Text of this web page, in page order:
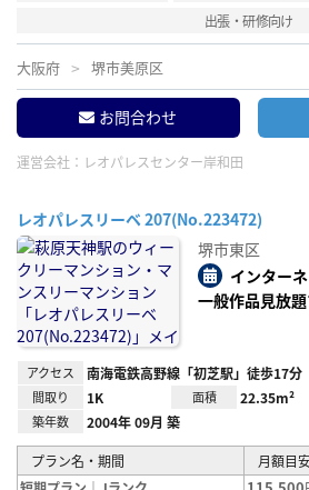
出張・研修向け
大阪府 堺市美原区
お問合わせ
運営会社： レオパレスセンター岸和田
レオパレスリーベ 207(No.223472)
堺市東区
インター
一般作品見放
アクセス 南海電鉄高野線「初芝駅」徒歩17分
間取り 1K 面積 22.35m²
築年数 2004年 09月 築
プラン名・期間
月額目